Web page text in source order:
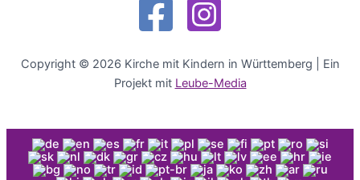
Copyright © 2026 Kirche mit Kindern in Württemberg | Ein
Projekt mit Leube-Media